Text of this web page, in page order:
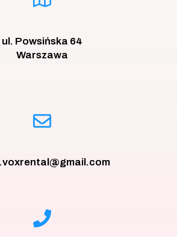
ul. Powsińska 64
Warszawa